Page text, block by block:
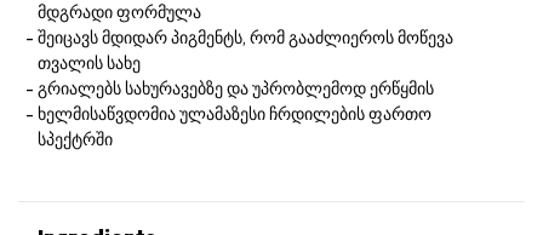
მდგრადი ფორმულა
შეიცავს მდიდარ პიგმენტს, რომ გააძლიეროს მოწევა
თვალის სახე
გრიალებს სახურავებზე და უპრობლემოდ ერწყმის
ხელმისაწვდომია ულამაზესი ჩრდილების ფართო
სპექტრში